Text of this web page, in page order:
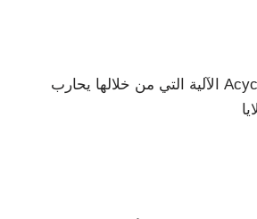
الآلية التي من خلالها يحارب Acyclovir 5gm أو يمنع تكاثر الفيروسات (فيروس الهربس). لديه تقارب أقوى لخلايا الحمض النووي الفيروسي مقارنة بخلايا الحمض